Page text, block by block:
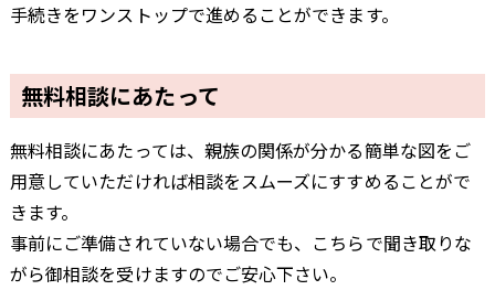
手続きをワンストップで進めることができます。
無料相談にあたって
無料相談にあたっては、親族の関係が分かる簡単な図をご
用意していただければ相談をスムーズにすすめることがで
きます。
事前にご準備されていない場合でも、こちらで聞き取りな
がら御相談を受けますのでご安心下さい。